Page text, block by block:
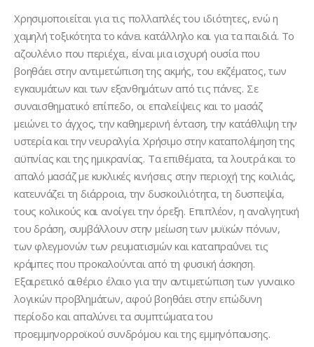
Χρησιμοποιείται για τις πολλαπλές του ιδιότητες, ενώ η
χαμηλή τοξικότητα το κάνει κατάλληλο και για τα παιδιά. Το
αζουλένιο που περιέχει, είναι μια ισχυρή ουσία που
βοηθάει στην αντιμετώπιση της ακμής, του εκζέματος, των
εγκαυμάτων και των εξανθημάτων από τις πάνες. Σε
συναισθηματικό επίπεδο, οι επαλείψεις και το μασάζ
μειώνει το άγχος, την καθημερινή ένταση, την κατάθλιψη την
υστερία και την νευραλγία. Χρήσιμο στην καταπολέμηση της
αϋπνίας και της ημικρανίας. Τα επιθέματα, τα λουτρά και το
απαλό μασάζ με κυκλικές κινήσεις στην περιοχή της κοιλιάς,
κατευνάζει τη διάρροια, την δυσκοιλιότητα, τη δυσπεψία,
τους κολικούς και ανοίγει την όρεξη. Επιπλέον, η αναλγητική
του δράση, συμβάλλουν στην μείωση των μυϊκών πόνων,
των φλεγμονών των ρευματισμών και καταπραΰνει τις
κράμπες που προκαλούνται από τη φυσική άσκηση.
Εξαιρετικό αιθέριο έλαιο για την αντιμετώπιση των γυναικο
λογικών προβλημάτων, αφού βοηθάει στην επώδυνη
περίοδο και απαλύνει τα συμπτώματα του
προεμμηνορροϊκού συνδρόμου και της εμμηνόπαυσης.